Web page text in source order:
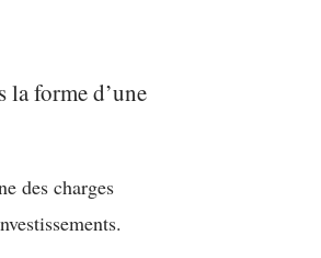
la forme d’une
des charges